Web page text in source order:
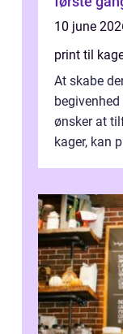
10 june
print til
At skabe
ønsker at
kager, kan